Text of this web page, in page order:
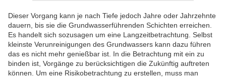
Dieser Vorgang kann je nach Tiefe jedoch Jahre oder Jahrzehnte
dauern, bis sie die Grundwasserführenden Schichten erreichen.
Es handelt sich sozusagen um eine Langzeitbetrachtung. Selbst
kleinste Verunreinigungen des Grundwassers kann dazu führen
das es nicht mehr genießbar ist. In die Betrachtung mit ein zu
binden ist, Vorgänge zu berücksichtigen die Zukünftig auftreten
können. Um eine Risikobetrachtung zu erstellen, muss man